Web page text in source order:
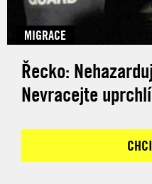
MIGRACE
Řecko:
Nevracejte